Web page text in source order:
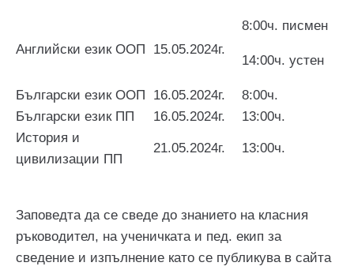
Английски език ООП 15.05.2024г.
8:00ч. писмен
14:00ч. устен
Български език ООП 16.05.2024г.
8:00ч.
Български език ПП
16.05.2024г.
13:00ч.
История и
цивилизации ПП
21.05.2024г. 13:00ч.
Заповедта да се сведе до знанието на класния
ръководител, на ученичката и пед. екип за
сведение и изпълнение като се публикува в сайта